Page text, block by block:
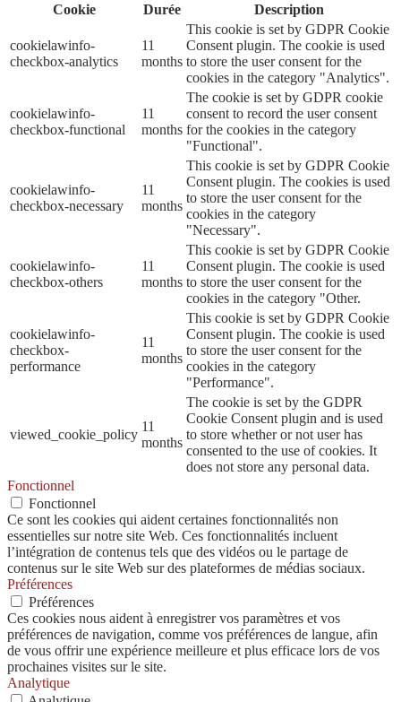
Cookie
Durée Description
cookielawinfo-
checkbox-analytics
11
months
This cookie is set by GDPR Cookie
Consent plugin. The cookie is used
to store the user consent for the
cookies in the category "Analytics".
cookielawinfo-
checkbox-functional
11
months
The cookie is set by GDPR cookie
consent to record the user consent
for the cookies in the category
"Functional".
cookielawinfo-
checkbox-necessary
11
months
This cookie is set by GDPR Cookie
Consent plugin. The cookies is used
to store the user consent for the
cookies in the category
"Necessary".
cookielawinfo-
checkbox-others
11
months
This cookie is set by GDPR Cookie
Consent plugin. The cookie is used
to store the user consent for the
cookies in the category "Other.
cookielawinfo-
checkbox-
performance
11
months
This cookie is set by GDPR Cookie
Consent plugin. The cookie is used
to store the user consent for the
cookies in the category
"Performance".
viewed_cookie_policy
11
months
The cookie is set by the GDPR
Cookie Consent plugin and is used
to store whether or not user has
consented to the use of cookies. It
does not store any personal data.
Fonctionnel
Fonctionnel
Ce sont les cookies qui aident certaines fonctionnalités non
essentielles sur notre site Web. Ces fonctionnalités incluent
l’intégration de contenus tels que des vidéos ou le partage de
contenus sur le site Web sur des plateformes de médias sociaux.
Préférences
Préférences
Ces cookies nous aident à enregistrer vos paramètres et vos
préférences de navigation, comme vos préférences de langue, afin
de vous offrir une expérience meilleure et plus efficace lors de vos
prochaines visites sur le site.
Analytique